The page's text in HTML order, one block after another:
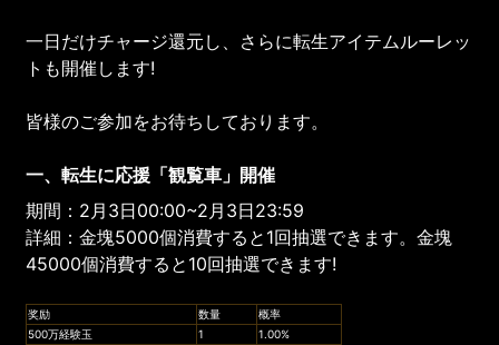
一日だけチャージ還元し、さらに転生アイテムルーレッ
トも開催します!
皆様のご参加をお待ちしております。
一、転生に応援「観覧車」開催
期間：2月3日00:00~2月3日23:59
詳細：金塊5000個消費すると1回抽選できます。金塊
45000個消費すると10回抽選できます!
奖励 数量
概率
500万経験玉
1
1.00%